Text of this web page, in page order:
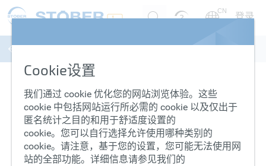
CN 登录
同步伺服电机 系列 产品 配置 摘要
EZ 系列 比较
Cookie设置
我们通过 cookie 优化您的网站浏览体验。这些
cookie 中包括网站运行所必需的 cookie 以及仅出于
匿名统计之目的和用于舒适度设置的
cookie。您可以自行选择允许使用哪种类别的
cookie。请注意，基于您的设置，您可能无法使用网
站的全部功能。详细信息请参见我们的